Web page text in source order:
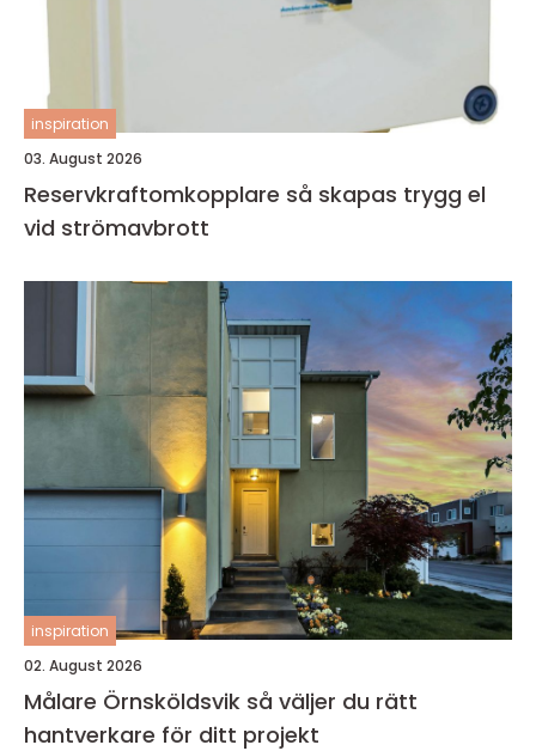
inspiration
03. August 2026
Reservkraftomkopplare så skapas trygg el
vid strömavbrott
inspiration
02. August 2026
Målare Örnsköldsvik så väljer du rätt
hantverkare för ditt projekt